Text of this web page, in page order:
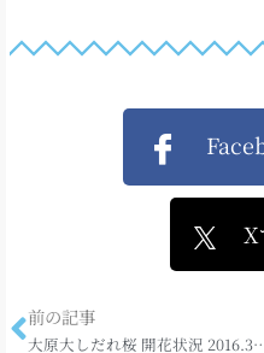
X
前の記事
大原大しだれ桜